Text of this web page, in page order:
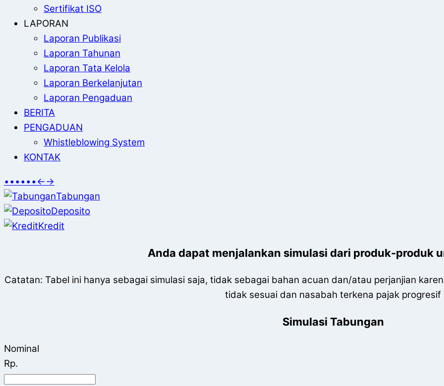
Sertifikat ISO
LAPORAN
Laporan Publikasi
Laporan Tahunan
Laporan Tata Kelola
Laporan Berkelanjutan
Laporan Pengaduan
BERITA
PENGADUAN
Whistleblowing System
KONTAK
••••••←→
Tabungan
Deposito
Kredit
Anda dapat menjalankan simulasi dari produk-produk
Catatan: Tabel ini hanya sebagai simulasi saja, tidak sebagai bahan acuan dan/atau perjanjian
tidak sesuai dan nasabah terkena pajak progresif
Simulasi Tabungan
Nominal
Rp.